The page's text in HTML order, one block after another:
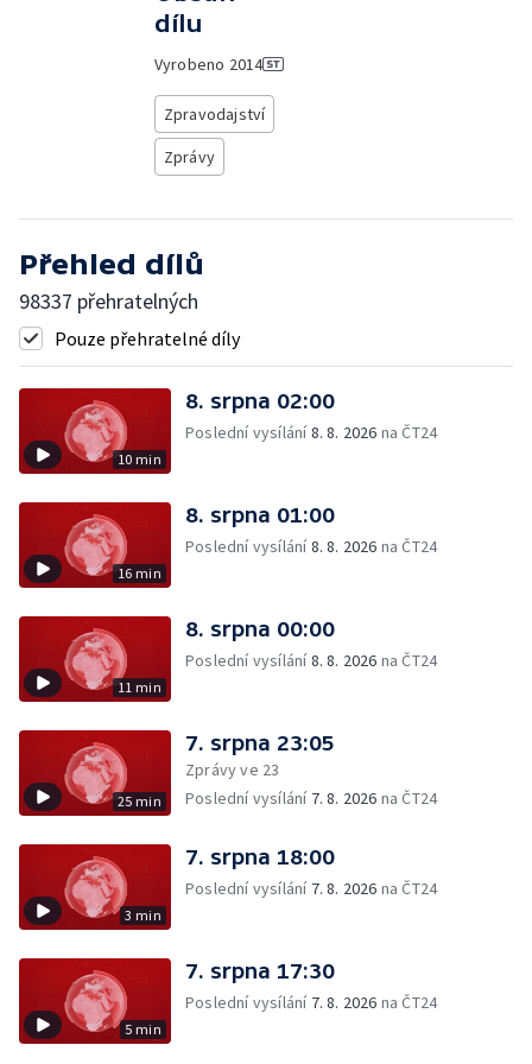
dílu
Vyrobeno 2014
Zpravodajství
Zprávy
Přehled dílů
98337 přehratelných
Pouze přehratelné díly
10 min
8. srpna 02:00
Poslední vysílání8. 8. 2026 na ČT24
16 min
8. srpna 01:00
Poslední vysílání8. 8. 2026 na ČT24
11 min
8. srpna 00:00
Poslední vysílání8. 8. 2026 na ČT24
25 min
7. srpna 23:05
Zprávy ve 23
Poslední vysílání 7. 8. 2026 na ČT24
3 min
7. srpna 18:00
Poslední vysílání 7. 8. 2026 na ČT24
5 min
7. srpna 17:30
Poslední vysílání 7. 8. 2026 na ČT24